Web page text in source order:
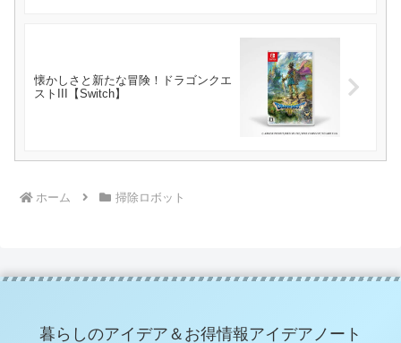
懐かしさと新たな冒険！ドラゴンクエ
ストIII【Switch】
ホーム 掃除ロボット
暮らしのアイデア＆お得情報アイデアノート